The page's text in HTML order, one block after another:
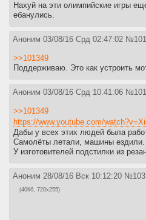
Нахуй на эти олимпийские игры
ебанулись.
Аноним 03/08/16 Срд 02:47:02 №
>>101349
Поддерживаю. Это как устроить
Аноним 03/08/16 Срд 10:41:06 №
>>101349
https://www.youtube.com/
Дабы у всех этих людей была
Самолёты летали, машины ездили.
У изготовителей подстилки из
Аноним 28/08/16 Вск 10:12:20 №
(40Кб, 720x255)